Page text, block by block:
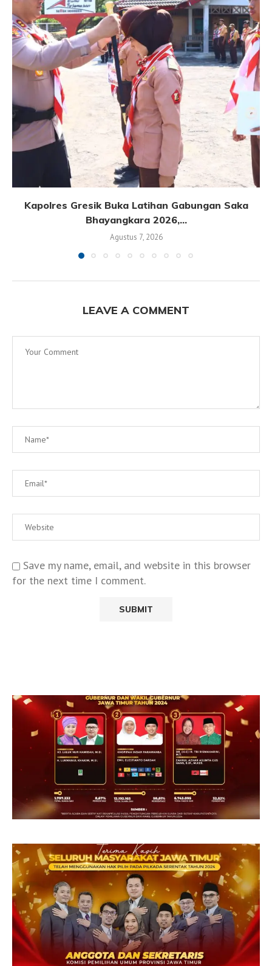
Kapolres Gresik Buka Latihan Gabungan Saka
Bhayangkara 2026,...
Agustus 7, 2026
LEAVE A COMMENT
Save my name, email, and website in this browser
for the next time I comment.